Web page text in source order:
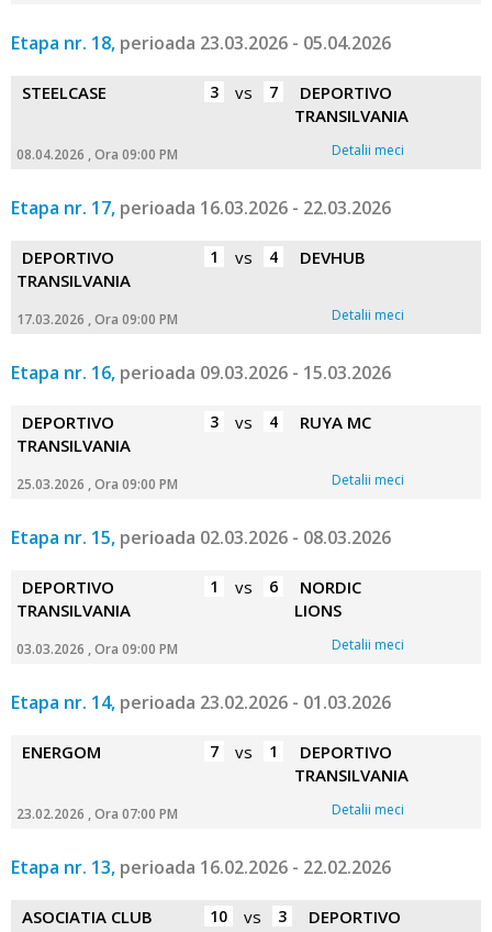
Etapa nr. 18, perioada 23.03.2026 - 05.04.2026
STEELCASE 3 vs 7
DEPORTIVO
TRANSILVANIA
08.04.2026 , Ora 09:00 PM Detalii meci
Etapa nr. 17, perioada 16.03.2026 - 22.03.2026
DEPORTIVO
TRANSILVANIA
1 vs 4 DEVHUB
17.03.2026 , Ora 09:00 PM Detalii meci
Etapa nr. 16, perioada 09.03.2026 - 15.03.2026
DEPORTIVO
TRANSILVANIA
3 vs 4 RUYA MC
25.03.2026 , Ora 09:00 PM Detalii meci
Etapa nr. 15, perioada 02.03.2026 - 08.03.2026
DEPORTIVO
TRANSILVANIA
1 vs 6
NORDIC
LIONS
03.03.2026 , Ora 09:00 PM Detalii meci
Etapa nr. 14, perioada 23.02.2026 - 01.03.2026
ENERGOM 7 vs 1
DEPORTIVO
TRANSILVANIA
23.02.2026 , Ora 07:00 PM Detalii meci
Etapa nr. 13, perioada 16.02.2026 - 22.02.2026
ASOCIATIA CLUB
10 vs 3
DEPORTIVO